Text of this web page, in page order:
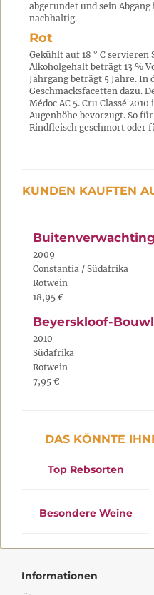
abgerundet und sein
nachhaltig.
Rot
Gekühlt auf 18 ° C servieren
Alkoholgehalt beträgt 13 %
Jahrgang beträgt 5 Jahre.
Geschmacksfacetten dazu.
Médoc AC 5. Cru Classé
Augenhöhe bevorzugt. So
Rindfleisch geschmort oder
KUNDEN KAUFTEN
2009
Constantia / Südafrika
Rotwein
18,95 €
Beyerskloof-
2010
Südafrika
Rotwein
7,95 €
DAS KÖNNTE
Top Rebsorten
Besondere Weine
Informationen